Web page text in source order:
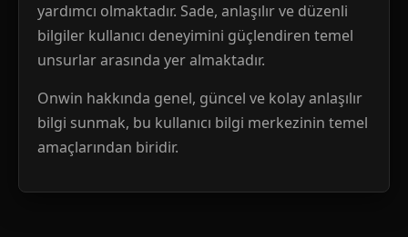
yardımcı olmaktadır. Sade, anlaşılır ve düzenli
bilgiler kullanıcı deneyimini güçlendiren temel
unsurlar arasında yer almaktadır.
Onwin hakkında genel, güncel ve kolay anlaşılır
bilgi sunmak, bu kullanıcı bilgi merkezinin temel
amaçlarından biridir.